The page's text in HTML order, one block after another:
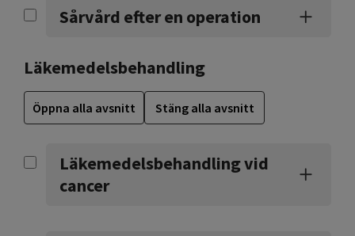
Sårvård efter en operation
Läkemedelsbehandling
Öppna alla avsnitt Stäng alla avsnitt
Läkemedelsbehandling vid
cancer